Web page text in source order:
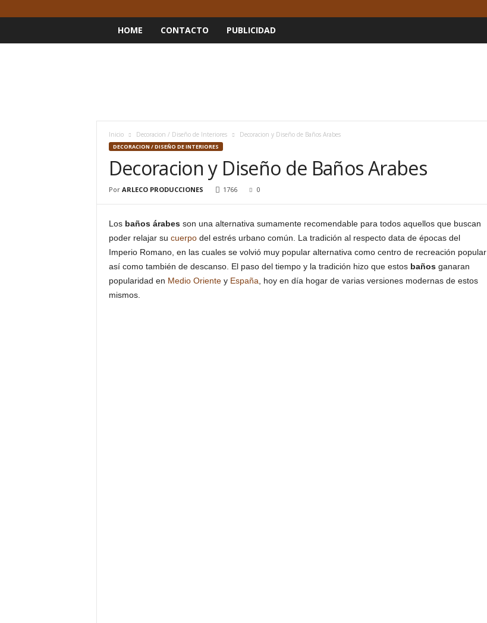
HOME CONTACTO PUBLICIDAD
Inicio Decoracion / Diseño de Interiores Decoracion y Diseño de Baños Arabes
DECORACION / DISEÑO DE INTERIORES
Decoracion y Diseño de Baños Arabes
Por ARLECO PRODUCCIONES 1766 0
Los baños árabesson una alternativa sumamente recomendable para todos aquellos que buscan
poder relajar su cuerpodel estrés urbano común. La tradición al respecto data de épocas del
Imperio Romano, en las cuales se volvió muy popular alternativa como centro de recreación popular
así como también de descanso. El paso del tiempo y la tradición hizo que estos bañosganaran
popularidad en Medio Orientey España , hoy en día hogar de varias versiones modernas de estos
mismos.